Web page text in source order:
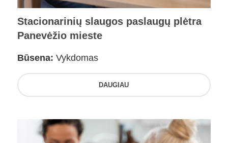
Stacionarinių slaugos paslaugų plėtra
Panevėžio mieste
Būsena: Vykdomas
DAUGIAU